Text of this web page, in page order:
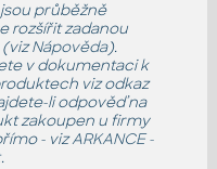
průběžně
rozšířit zadanou
(vizNápověda).
v dokumentaci k
viz odkaz
li odpověď na
zakoupen u firmy
- vizARKANCE -
.